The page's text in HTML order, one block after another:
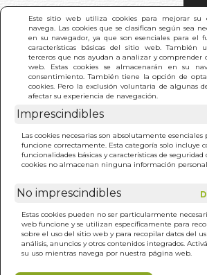
Este sitio web utiliza cookies para mejorar su
navega. Las cookies que se clasifican según sea
en su navegador, ya que son esenciales para el
características básicas del sitio web. También
terceros que nos ayudan a analizar y comprender
web. Estas cookies se almacenarán en su
consentimiento. También tiene la opción de
cookies. Pero la exclusión voluntaria de algunas
afectar su experiencia de navegación.
Imprescindibles
Las cookies necesarias son absolutamente
funcione correctamente. Esta categoría solo incluye
funcionalidades básicas y características de seguridad
cookies no almacenan ninguna información
No imprescindibles
Estas cookies pueden no ser particularmente
web funcione y se utilizan específicamente para
sobre el uso del sitio web y para recopilar datos del
análisis, anuncios y otros contenidos integrados.
su uso mientras navega por nuestra página web.
INICIO > MANUAL DE